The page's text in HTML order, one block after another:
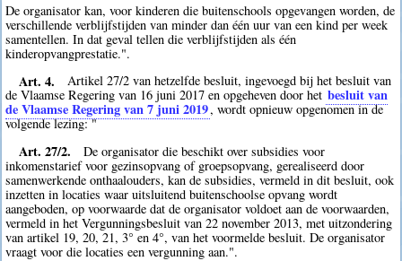
De organisator kan, voor kinderen die buitenschools opgevangen worden, de
verschillende verblijfstijden van minder dan één uur van een kind per week
samentellen. In dat geval tellen die verblijfstijden als één
kinderopvangprestatie.".
Art. 4.
Artikel 27/2 van hetzelfde besluit, ingevoegd bij het besluit van
de Vlaamse Regering van 16 juni 2017 en opgeheven door het besluit van
de Vlaamse Regering van 7 juni 2019, wordt opnieuw opgenomen in de
volgende lezing: "
Art. 27/2.
De organisator die beschikt over subsidies voor
inkomenstarief voor gezinsopvang of groepsopvang, gerealiseerd door
samenwerkende onthaalouders, kan de subsidies, vermeld in dit besluit, ook
inzetten in locaties waar uitsluitend buitenschoolse opvang wordt
aangeboden, op voorwaarde dat de organisator voldoet aan de voorwaarden,
vermeld in het Vergunningsbesluit van 22 november 2013, met uitzondering
van artikel 19, 20, 21, 3° en 4°, van het voormelde besluit. De organisator
vraagt voor die locaties een vergunning aan.".